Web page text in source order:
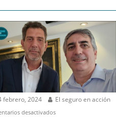
febrero, 2024 El seguro en acción
desactivadosen